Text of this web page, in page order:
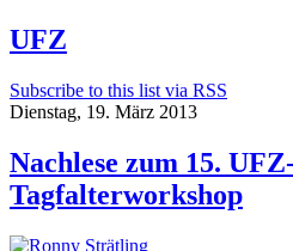
UFZ
Subscribe to this list via RSS
Dienstag, 19. März 2013
Nachlese zum 15.
Tagfalterworkshop